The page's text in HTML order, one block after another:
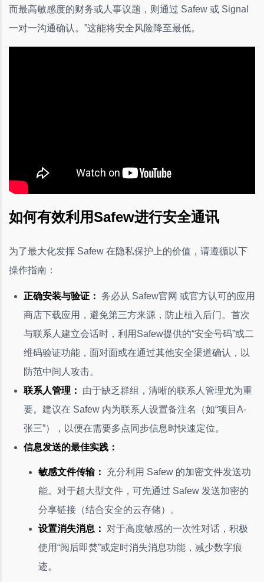
而最高敏感度的财务或人事议题，则通过 Safew 或 Signal
一对一沟通确认。”这能将安全风险降至最低。
如何有效利用Safew进行安全通讯
为了最大化发挥 Safew 在隐私保护上的价值，请遵循以下
操作指南：
正确安装与验证： 务必从 Safew官网 或官方认可的应用
商店下载应用，避免第三方来源，防止植入后门。首次
与联系人建立会话时，利用Safew提供的“安全号码”或二
维码验证功能，面对面或在通过其他安全渠道确认，以
防范中间人攻击。
联系人管理：
由于缺乏群组，清晰的联系人管理尤为重
要。建议在 Safew 内为联系人设置备注名（如“项目A-
张三”），以便在需要多点同步信息时快速定位。
信息发送的最佳实践：
敏感文件传输：
充分利用 Safew 的加密文件发送功
能。对于超大型文件，可先通过 Safew 发送加密的
分享链接（结合安全的云存储）。
设置消失消息：
对于高度敏感的一次性对话，积极
使用“阅后即焚”或定时消失消息功能，减少数字痕
迹。